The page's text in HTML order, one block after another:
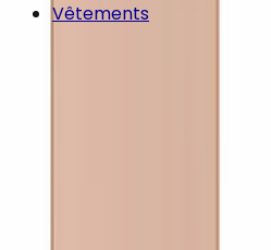
Vêtements